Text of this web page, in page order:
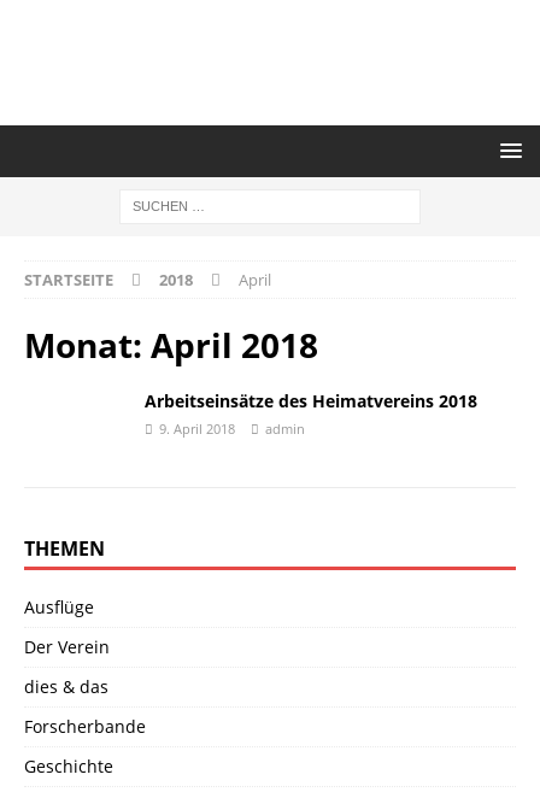
STARTSEITE 2018 April
Monat: April 2018
Arbeitseinsätze des Heimatvereins 2018
9. April 2018 admin
THEMEN
Ausflüge
Der Verein
dies & das
Forscherbande
Geschichte